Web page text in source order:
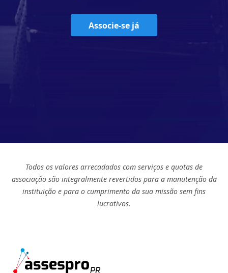
Associe-se já
Todos os valores arrecadados com serviços e quotas de
associação são integralmente revertidos para a manutenção da
instituição e para o cumprimento da sua missão sem fins
lucrativos.